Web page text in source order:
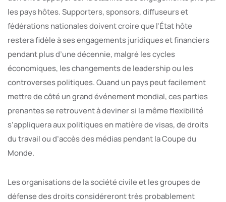
les pays hôtes. Supporters, sponsors, diffuseurs et
fédérations nationales doivent croire que l’État hôte
restera fidèle à ses engagements juridiques et financiers
pendant plus d’une décennie, malgré les cycles
économiques, les changements de leadership ou les
controverses politiques. Quand un pays peut facilement
mettre de côté un grand événement mondial, ces parties
prenantes se retrouvent à deviner si la même flexibilité
s’appliquera aux politiques en matière de visas, de droits
du travail ou d’accès des médias pendant la Coupe du
Monde.
Les organisations de la société civile et les groupes de
défense des droits considéreront très probablement